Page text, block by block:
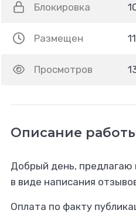
Блокировка
Размещен
Просмотров
Описание
Добрый день,
в виде написания
Оплата по факту